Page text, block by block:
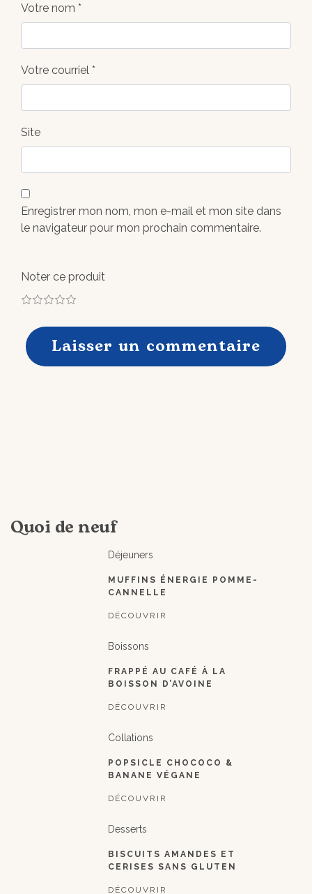
Votre nom *
Votre courriel *
Site
Enregistrer mon nom, mon e-mail et mon site dans
le navigateur pour mon prochain commentaire.
Noter ce produit
5
4
3
2
Quoi de neuf
Déjeuners
MUFFINS ÉNERGIE POMME-
CANNELLE
DÉCOUVRIR
Boissons
FRAPPÉ AU CAFÉ À LA
BOISSON D’AVOINE
DÉCOUVRIR
Collations
POPSICLE CHOCOCO &
BANANE VÉGANE
DÉCOUVRIR
Desserts
BISCUITS AMANDES ET
CERISES SANS GLUTEN
DÉCOUVRIR